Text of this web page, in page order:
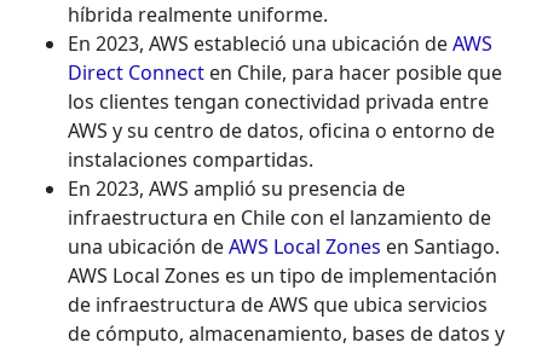
híbrida realmente uniforme.
En 2023, AWS estableció una ubicación deAWS
Direct Connect en Chile, para hacer posible que
los clientes tengan conectividad privada entre
AWS y su centro de datos, oficina o entorno de
instalaciones compartidas.
En 2023, AWS amplió su presencia de
infraestructura en Chile con el lanzamiento de
una ubicación deAWS Local Zones en Santiago.
AWS Local Zones es un tipo de implementación
de infraestructura de AWS que ubica servicios
de cómputo, almacenamiento, bases de datos y